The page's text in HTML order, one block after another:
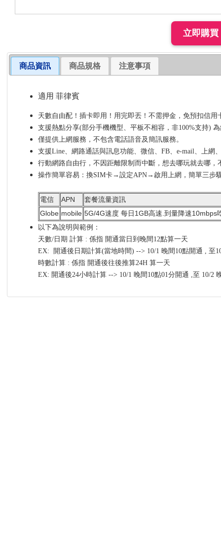
商品資訊 商品規格 注意事項
適用 菲律賓
天數自由配！插卡即用！用完即丟！不需押金，免預扣信用
支援熱點分享(部分手機機型、平板不相容，非100%支持)
僅提供上網服務，不包含電話語音及簡訊服務。
支援Line、網路通話與訊息功能、微信、FB、e-mail、上網
行動網路自由行，不因距離限制而中斷，想去哪玩就去哪，
操作簡單容易：換SIM卡→設定APN→啟用上網，簡單三步
電信 APN
套餐流量資訊
Globe mobile 5G/4G速度 每日1GB高速.到量降速10mbps
以下為說明與範例：
天數/日期 計算 : 係指 開通當日到晚間12點算一天
EX: 開通後日期計算(當地時間) --> 10/1 晚間10點開通 , 至
時數計算 : 係指 開通後往後推算24H 算一天
EX: 開通後24小時計算 --> 10/1 晚間10點01分開通 ,至 10/2